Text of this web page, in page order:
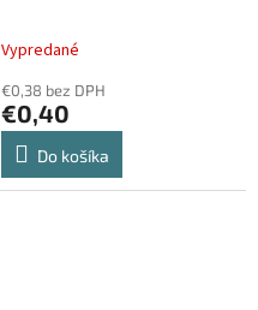
Vypredané
€0,38 bez DPH
€0,40
Do košíka